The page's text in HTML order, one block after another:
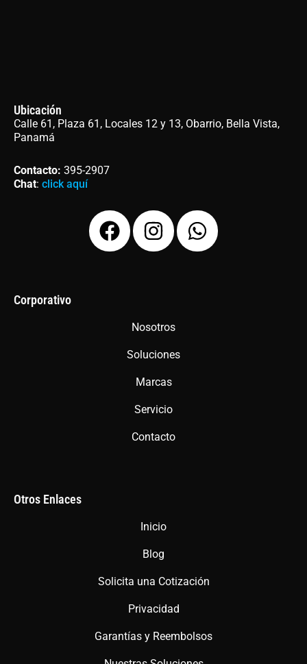
Ubicación
Calle 61, Plaza 61, Locales 12 y 13, Obarrio, Bella Vista,
Panamá
Contacto: 395-2907
Chat: click aquí
F
a
I
n
g
a
m
W
h
Corporativo
Nosotros
Soluciones
Marcas
Servicio
Contacto
Otros Enlaces
Inicio
Blog
Solicita una Cotización
Privacidad
Garantías y Reembolsos